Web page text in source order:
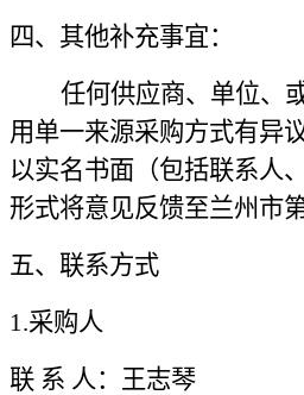
四、其他补充事宜：
任何供应商、单位、
用单一来源采购方式有异
以实名书面（包括联系人
形式将意见反馈至兰州市
五、联系方式
1.采购人
联 系 人：王志琴